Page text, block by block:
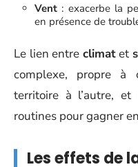
Vent : exacerbe la
en présence de
Le lien entre climatet
complexe, propre à
territoire à l’autre,
routines pour gagner
Les effets de